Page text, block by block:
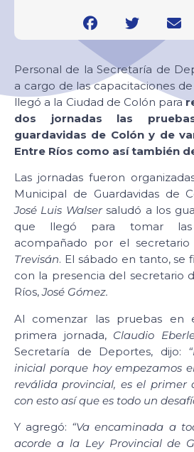
Personal de la Secretaría de
a cargo de las capacitaciones
llegó a la Ciudad de Colón para
dos jornadas las
guardavidas de Colón y de
Entre Ríos como así también
Las jornadas fueron
Municipal de Guardavidas de
José Luis Walsersaludó a los
que llegó para tomar las
acompañado por el secretario
Trevisán. El sábado en tanto, se
con la presencia del secretario
Ríos,José Gómez.
Al comenzar las pruebas en
primera jornada, Claudio
Secretaría de Deportes, dijo:
inicial porque hoy empezamos
reválida provincial, es el primer
con esto así que es todo un
Y agregó: “Va encaminada a
acorde a la Ley Provincial de